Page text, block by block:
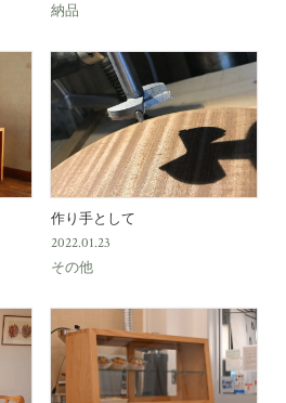
納品
作り手として
2022.01.23
その他